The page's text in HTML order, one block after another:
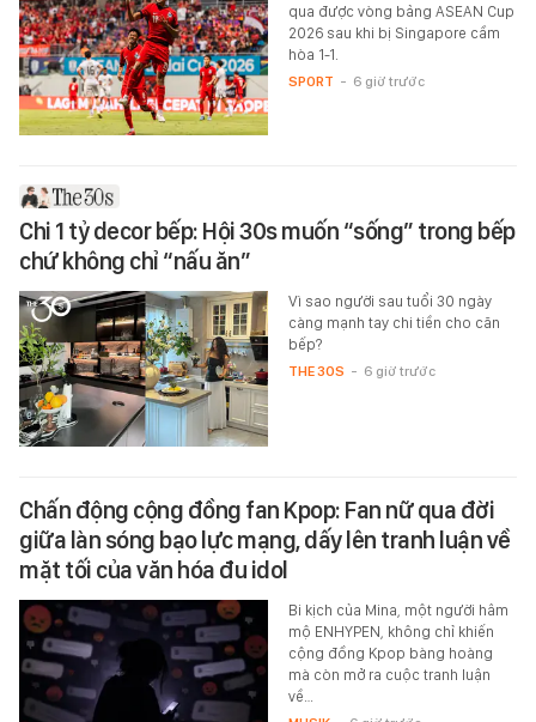
qua được vòng bảng ASEAN Cup
2026 sau khi bị Singapore cầm
hòa 1-1.
SPORT - 6 giờ trước
Chi 1 tỷ decor bếp: Hội 30s muốn “sống” trong bếp
chứ không chỉ “nấu ăn”
Vì sao người sau tuổi 30 ngày
càng mạnh tay chi tiền cho căn
bếp?
THE 30S - 6 giờ trước
Chấn động cộng đồng fan Kpop: Fan nữ qua đời
giữa làn sóng bạo lực mạng, dấy lên tranh luận về
mặt tối của văn hóa đu idol
Bi kịch của Mina, một người hâm
mộ ENHYPEN, không chỉ khiến
cộng đồng Kpop bàng hoàng
mà còn mở ra cuộc tranh luận
về…